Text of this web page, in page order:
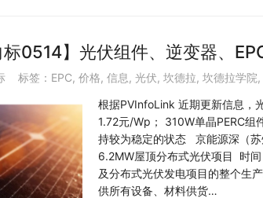
标0514】光伏组件、逆变器、
标签： EPC, 价格, 信息 , 光伏, 坎德拉, 坎德拉学院,
根据PVInfoLink 近期更新信息，
1.72元/Wp； 310W单晶PERC
持较为稳定的状态 京能源深（
6.2MW屋顶分布式光伏项目 时
及分布式光伏发电项目的整个生
供所有设备、材料供货…